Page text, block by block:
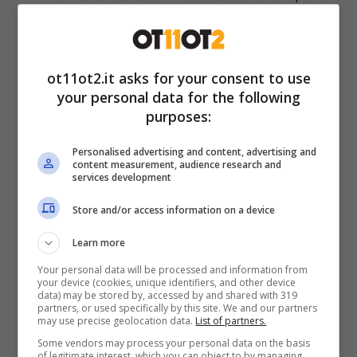
passaggio parlamentare sulle missioni. La
base di Sigonella, in Sicilia, è un hub cruciale
per assetti USA e NATO nel Mediterraneo. Ma
l’uso della base per operazioni offensive
richiede accordi politici chiari. Non risulta ad
oggi un atto pubblico che attesti un diniego
formale legato ad attacchi contro l’Iran; se la
richiesta c’è stata, non è stata resa
trasparente.
Qui si capisce anche lo strappo narrativo.
Trump spinge, Meloni risponde, i toni
salgono. Ma il punto non è personale. È
ot11ot2.it asks for your consent to use
your personal data for the following
purposes:
Personalised advertising and content, advertising and
content measurement, audience research and
services development
Store and/or access information on a device
Learn more
Your personal data will be processed and information from
your device (cookies, unique identifiers, and other device
data) may be stored by, accessed by and shared with 319
partners, or used specifically by this site. We and our partners
may use precise geolocation data. List of partners.
Some vendors may process your personal data on the basis